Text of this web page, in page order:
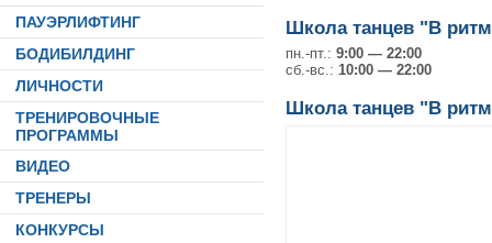
ПАУЭРЛИФТИНГ
БОДИБИЛДИНГ
ЛИЧНОСТИ
ТРЕНИРОВОЧНЫЕ
ПРОГРАММЫ
ВИДЕО
ТРЕНЕРЫ
КОНКУРСЫ
Школа танцев "В
пн.-пт.: 9:00 — 22:00
сб.-вс.: 10:00 — 22:00
Школа танцев "В